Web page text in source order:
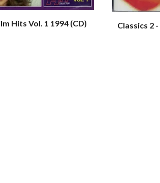
Hits Vol. 1 1994 (CD)
Classics 2